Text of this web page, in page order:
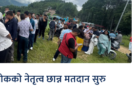
नेतृत्व छान्न मतदान सुरु